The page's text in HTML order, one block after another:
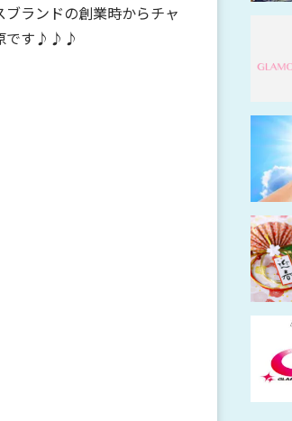
ランドの創業時からチャ
です♪♪♪